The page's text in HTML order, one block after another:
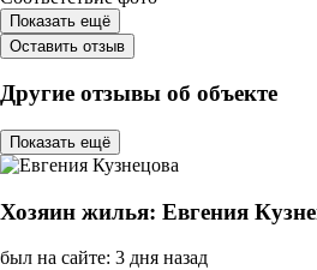
Показать ещё
Оставить отзыв
Другие отзывы об объекте
Показать ещё
Хозяин жилья: Евгения
был на сайте: 3 дня назад